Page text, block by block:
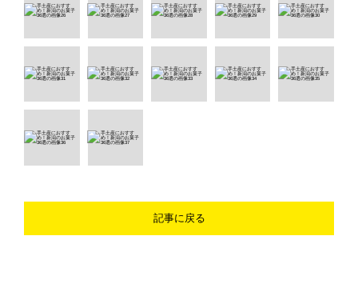
記事に戻る